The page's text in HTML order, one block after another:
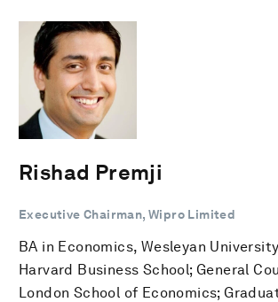
Rishad Premji
Executive Chairman, Wipro Limited
BA in Economics, Wesleyan
Harvard Business School; General
London School of Economics;